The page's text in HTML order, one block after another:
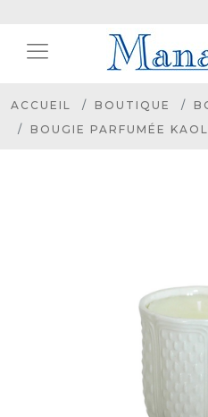
ACCUEIL BOUTIQUE
BOUGIE PARFUMÉE